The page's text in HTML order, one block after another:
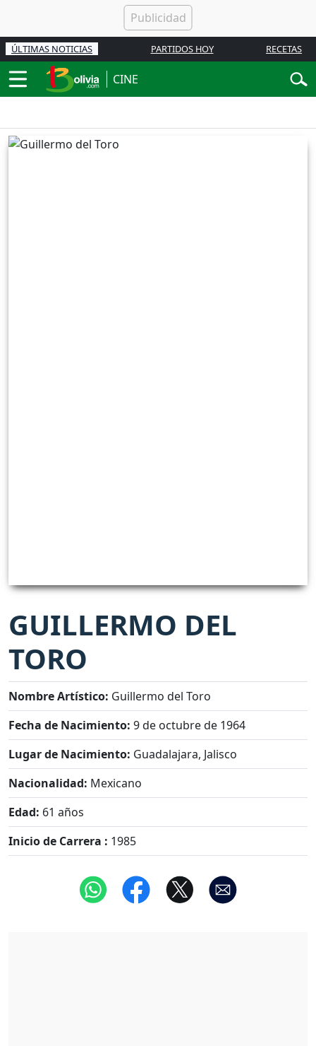
ÚLTIMAS NOTICIAS PARTIDOS HOY RECETAS
CINE
GUILLERMO DEL
TORO
Nombre Artístico: Guillermo del Toro
Fecha de Nacimiento: 9 de octubre de 1964
Lugar de Nacimiento: Guadalajara, Jalisco
Nacionalidad: Mexicano
Edad: 61 años
Inicio de Carrera : 1985